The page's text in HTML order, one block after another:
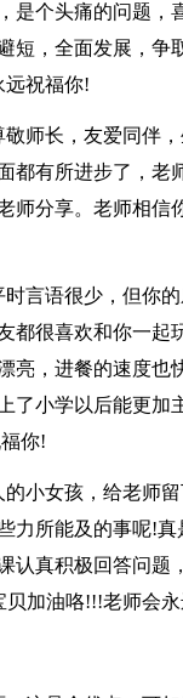
是个头痛的问题，
短，全面发展，争
远祝福你!
师长，友爱同伴
都有所进步了，老
师分享。老师相信
言语很少，但你
都很喜欢和你一起
亮，进餐的速度也
了小学以后能更加
你!
小女孩，给老师
所能及的事呢!
认真积极回答问题
加油咯!!!老师会